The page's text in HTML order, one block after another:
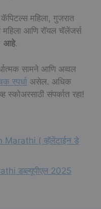
कॅपिटल्स महिला, गुजरात
महिला आणि रॉयल चॅलेंजर्स
आहे.
सामने आणि अव्वल
स्पर्धा असेल. अधिक
स्कोअरसाठी संपर्कात रहा!
( व्हॅलेंटाईन डे
डब्ल्यूपीएल 2025